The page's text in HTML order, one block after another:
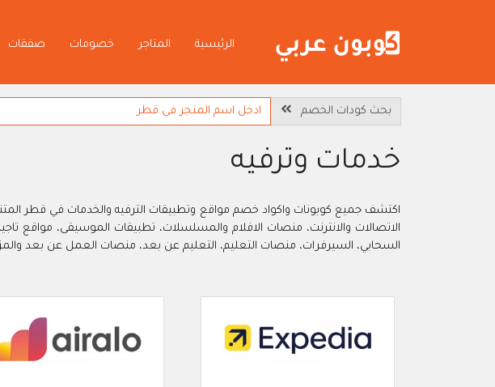
الرئيسية المتاجر خصومات صفقات
بحث كودات الخصم
خدمات وترفيه
اكتشف جميع كوبونات واكواد خصم مواقع وتطبيقات الترفيه والخدمات في قطر
السحابي، السيرفرات، منصات التعليم، التعليم عن بعد، منصات العمل عن بعد